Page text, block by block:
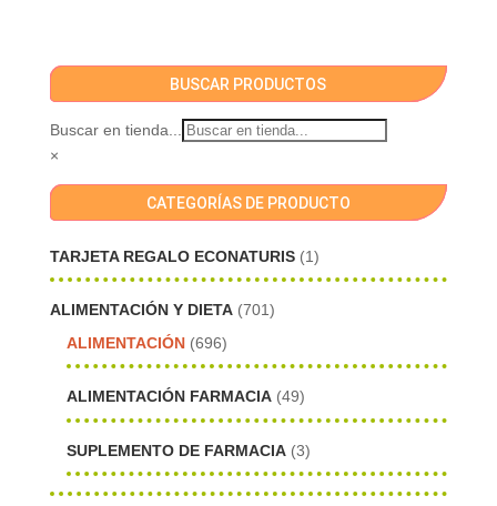
BUSCAR PRODUCTOS
Buscar en tienda...
×
CATEGORÍAS DE PRODUCTO
TARJETA REGALO ECONATURIS (1)
ALIMENTACIÓN Y DIETA (701)
ALIMENTACIÓN (696)
ALIMENTACIÓN FARMACIA (49)
SUPLEMENTO DE FARMACIA (3)